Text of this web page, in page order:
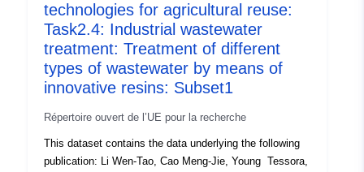
Identificateurs: https://doi.org/10.5281/
Autres
identificateurs:
uriRef:
http://data.europa.eu/88u/dataset/
zenodo-org-1253720
technologies for agricultural reuse:
Task2.4: Industrial wastewater
treatment: Treatment of different
types of wastewater by means of
innovative resins: Subset1
Répertoire ouvert de l’UE pour la recherche
This dataset contains the data underlying the following
publication: Li Wen-Tao, Cao Meng-Jie, Young Tessora,